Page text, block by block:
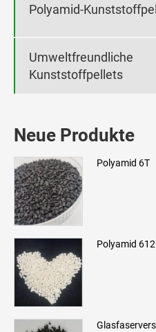
Polyamid-
Umweltfreundliche
Kunststoffpellets
Neue Produkte
Polyamid 6T
Polyamid 612